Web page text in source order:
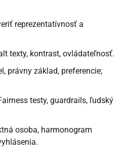
reprezentatívnosť a
texty, kontrast, ovládateľnosť.
právny základ, preferencie;
testy, guardrails, ľudský
osoba, harmonogram